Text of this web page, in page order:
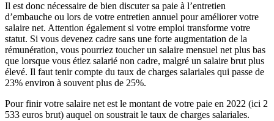
Il est donc nécessaire de bien discuter sa paie à l’entretien
d’embauche ou lors de votre entretien annuel pour améliorer votre
salaire net. Attention également si votre emploi transforme votre
statut. Si vous devenez cadre sans une forte augmentation de la
rémunération, vous pourriez toucher un salaire mensuel net plus bas
que lorsque vous étiez salarié non cadre, malgré un salaire brut plus
élevé. Il faut tenir compte du taux de charges salariales qui passe de
23% environ à souvent plus de 25%.
Pour finir votre salaire net est le montant de votre paie en 2022 (ici 2
533 euros brut) auquel on soustrait le taux de charges salariales.